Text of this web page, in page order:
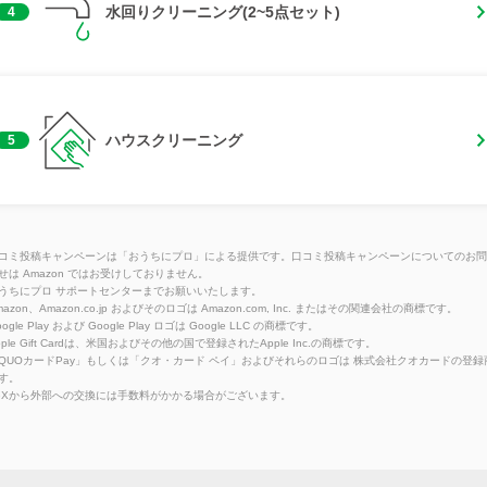
4 水回りクリーニング(2~5点セット)
5 ハウスクリーニング
ミ投稿キャンペーンは「おうちにプロ」による提供です。口コミ投稿キャンペーンについてのお
は Amazon ではお受けしておりません。
ちにプロ サポートセンターまでお願いいたします。
、Amazon.co.jp およびそのロゴは Amazon.com, Inc. またはその関連会社の商標です。
Play および Google Play ロゴは Google LLC の商標です。
Gift Cardは、米国およびその他の国で登録されたApple Inc.の商標です。
カードPay」もしくは「クオ・カード ペイ」およびそれらのロゴは 株式会社クオカードの登録
。
から外部への交換には手数料がかかる場合がございます。